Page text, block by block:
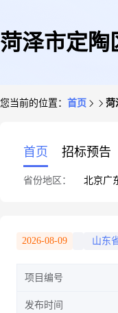
菏泽市定陶
您当前的位置： 首页 菏
首页 招标预告
省份地区： 北京广
2026-08-09 山东
项目编号
发布时间